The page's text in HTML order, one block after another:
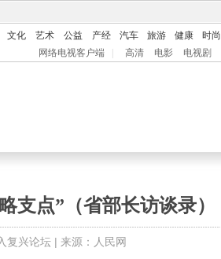
文化 艺术 公益 产经 汽车 旅游 健康 时尚
网络电视客户端 高清 电影 电视剧
支点”（省部长访谈录）
复兴论坛| 来源：人民网